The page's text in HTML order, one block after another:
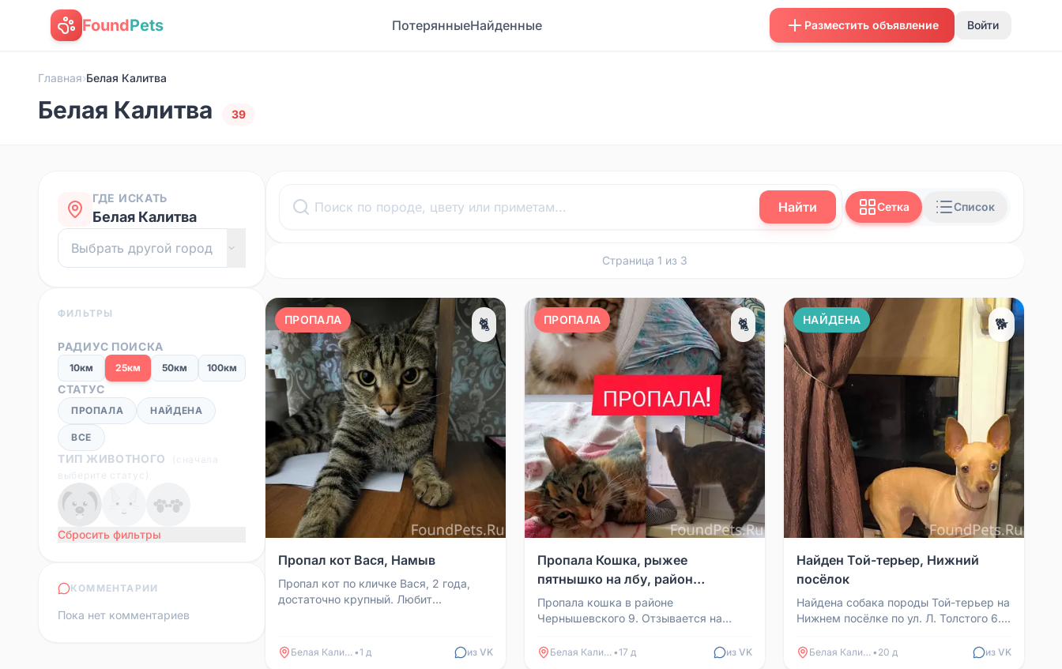
FoundPets ПотерянныеНайденные Разместить объявление Войти
Главная›Белая Калитва
Белая Калитва 39
ГДЕ ИСКАТЬ
Белая Калитва
ФИЛЬТРЫ
РАДИУС ПОИСКА
10км 25км 50км 100км
СТАТУС
ПРОПАЛА НАЙДЕНА
ВСЕ
ТИП ЖИВОТНОГО
сначала
выберите статус )
Сбросить фильтры
КОММЕНТАРИИ
Пока нет комментариев
Найти Сетка Список
Страница 1 из 3
ПРОПАЛА 🐈
Пропал кот Вася, Намыв
Пропал кот по кличке Вася, 2 года,
достаточно крупный. Любит
Белая Калитва •1 д из VK
ПРОПАЛА 🐈
Пропала Кошка, рыжее
пятнышко на лбу, район
Чернышевского
Пропала кошка в районе
Чернышевского 9. Отзывается на
пятнышко на лбу. Возможно, проп...
Белая Калитва •17 д из VK
НАЙДЕНА 🐕
Найден Той-терьер, Нижний
посёлок
Найдена собака породы Той-терьер на
Нижнем посёлке по ул. Л. Толстого 6.
Белая Калитва • 20 д из VK